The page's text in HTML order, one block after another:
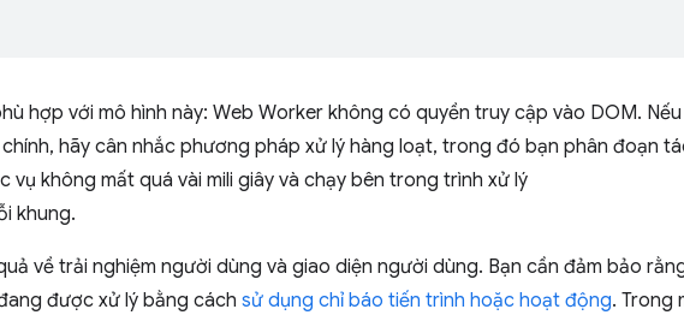
hợp với mô hình này: Web Worker không có quyền truy cập vào DOM.
hãy cân nhắc phương pháp xử lý hàng loạt, trong đó bạn phân đoạn
vụ không mất quá vài mili giây và chạy bên trong trình xử lý
khung.
về trải nghiệm người dùng và giao diện người dùng. Bạn cần đảm bảo
được xử lý bằng cách sử dụng chỉ báo tiến trình hoặc hoạt động. Trong